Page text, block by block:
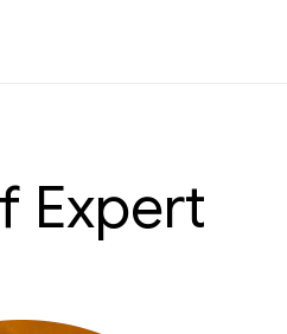
Expert